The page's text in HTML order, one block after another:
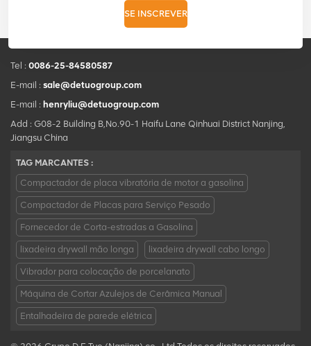
SE INSCREVER
Tel : 0086-25-84580587
E-mail : sale@detuogroup.com
E-mail : henryliu@detuogroup.com
Add : G08-2 Building B,No.90-1 Haifu Lane Qinhuai District Nanjing,
Jiangsu China
TAG MARCANTES :
Compactador de placa vibratória de motor a gasolina
Compactador de Placas para Serviço Pesado
Fornecedor de Corta-estradas a Gasolina
lixadeira drywall mão longa lixadeira drywall cabo longo
Vibrador para colocação de porcelanato
Máquina de Cortar Azulejos de Cerâmica Manual
Entalhadeira de parede elétrica